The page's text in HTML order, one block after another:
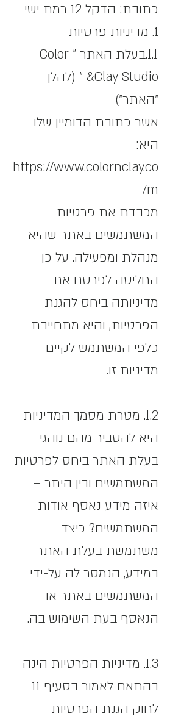
כתובת: הדקל 12 רמת ישי
1. מדיניות פרטיות
1.1.בעלת האתר " Color
&Clay Studio " (להלן
"האתר")
אשר כתובת הדומיין שלו
היא:
https://www.colornclay.co
m/
מכבדת את פרטיות
המשתמשים באתר שהיא
מנהלת ומפעילה. על כן
החליטה לפרסם את
מדיניותה ביחס להגנת
הפרטיות, והיא מתחייבת
כלפי המשתמש לקיים
מדיניות זו.
1.2. מטרת מסמך המדיניות
היא להסביר מהם נוהגי
בעלת האתר ביחס לפרטיות
המשתמשים ובין היתר –
איזה מידע נאסף אודות
המשתמשים? כיצד
משתמשת בעלת האתר
במידע, הנמסר לה על-ידי
המשתמשים באתר או
הנאסף בעת השימוש בה.
1.3. מדיניות הפרטיות הינה
בהתאם לאמור בסעיף 11
לחוק הגנת הפרטיות